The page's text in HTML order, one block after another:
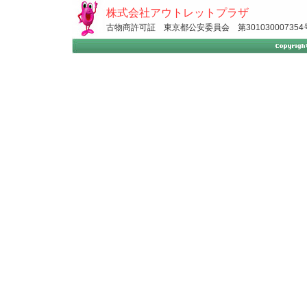
株式会社アウトレットプラザ
古物商許可証 東京都公安委員会 第301030007354